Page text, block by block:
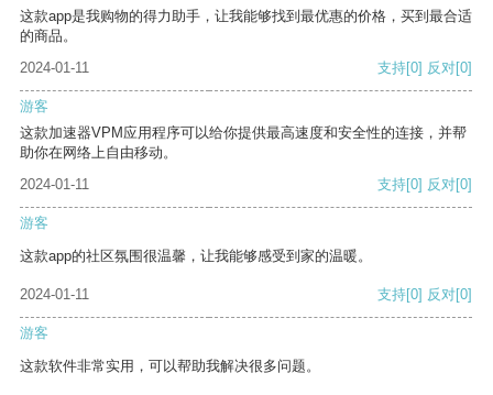
这款app是我购物的得力助手，让我能够找到最优惠的价格，买到最合适
的商品。
2024-01-11
支持[0] 反对[0]
游客
这款加速器VPM应用程序可以给你提供最高速度和安全性的连接，并帮
助你在网络上自由移动。
2024-01-11
支持[0] 反对[0]
游客
这款app的社区氛围很温馨，让我能够感受到家的温暖。
2024-01-11 支持[0] 反对[0]
游客
这款软件非常实用，可以帮助我解决很多问题。